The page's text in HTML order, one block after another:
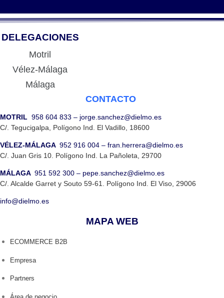
DELEGACIONES
Motril
Vélez-Málaga
Málaga
CONTACTO
MOTRIL 958 604 833 – jorge.sanchez@dielmo.es
C/. Tegucigalpa, Polígono Ind. El Vadillo, 18600
VÉLEZ-MÁLAGA 952 916 004 – fran.herrera@dielmo.es
C/. Juan Gris 10. Polígono Ind. La Pañoleta, 29700
MÁLAGA 951 592 300 – pepe.sanchez@dielmo.es
C/. Alcalde Garret y Souto 59-61. Polígono Ind. El Viso, 29006
info@dielmo.es
MAPA WEB
ECOMMERCE B2B
Empresa
Partners